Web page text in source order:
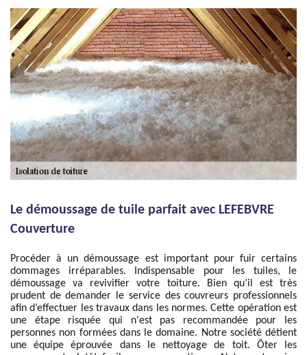
Le démoussage de tuile parfait avec LEFEBVRE
Couverture
Procéder à un démoussage est important pour fuir certains
dommages irréparables. Indispensable pour les tuiles, le
démoussage va revivifier votre toiture. Bien qu’il est très
prudent de demander le service des couvreurs professionnels
afin d’effectuer les travaux dans les normes. Cette opération est
une étape risquée qui n'est pas recommandée pour les
personnes non formées dans le domaine. Notre société détient
une équipe éprouvée dans le nettoyage de toit. Ôter les